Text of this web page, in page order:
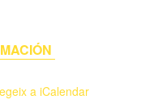
a iCalendar